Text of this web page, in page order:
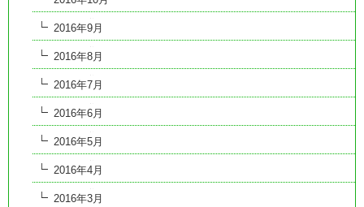
2016年9月
2016年8月
2016年7月
2016年6月
2016年5月
2016年4月
2016年3月